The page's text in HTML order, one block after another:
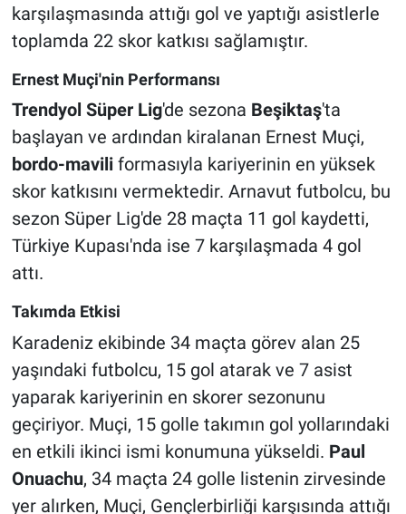
karşılaşmasında attığı gol ve yaptığı asistlerle
toplamda 22 skor katkısı sağlamıştır.
Ernest Muçi'nin Performansı
Trendyol Süper Lig'de sezona Beşiktaş'ta
başlayan ve ardından kiralanan Ernest Muçi,
bordo-maviliformasıyla kariyerinin en yüksek
skor katkısını vermektedir. Arnavut futbolcu, bu
sezon Süper Lig'de 28 maçta 11 gol kaydetti,
Türkiye Kupası'nda ise 7 karşılaşmada 4 gol
attı.
Takımda Etkisi
Karadeniz ekibinde 34 maçta görev alan 25
yaşındaki futbolcu, 15 gol atarak ve 7 asist
yaparak kariyerinin en skorer sezonunu
geçiriyor. Muçi, 15 golle takımın gol yollarındaki
en etkili ikinci ismi konumuna yükseldi. Paul
Onuachu, 34 maçta 24 golle listenin zirvesinde
yer alırken, Muçi, Gençlerbirliği karşısında attığı